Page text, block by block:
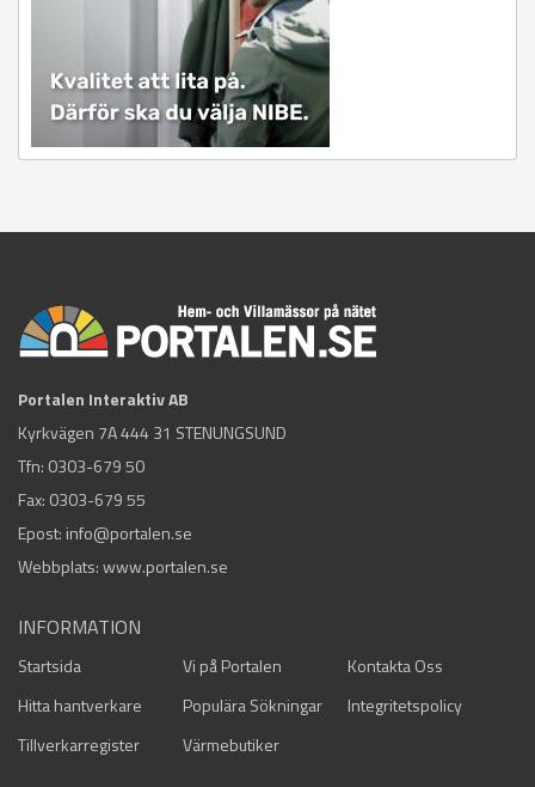
Portalen Interaktiv AB
Kyrkvägen 7A 444 31 STENUNGSUND
Tfn: 0303-679 50
Fax: 0303-679 55
Epost: info@portalen.se
Webbplats: www.portalen.se
INFORMATION
Startsida Vi på Portalen
Kontakta Oss
Hitta hantverkare
Populära Sökningar
Integritetspolicy
Tillverkarregister
Värmebutiker